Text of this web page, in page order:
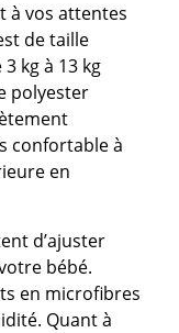
à vos attentes
de taille
kg à 13 kg
polyester
confortable à
en
d’ajuster
bébé.
en microfibres
Quant à